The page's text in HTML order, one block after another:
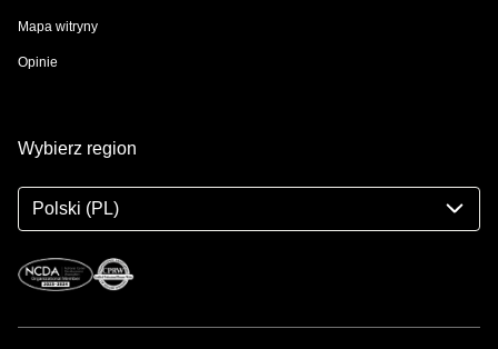
Mapa witryny
Opinie
Wybierz region
Polski (PL)